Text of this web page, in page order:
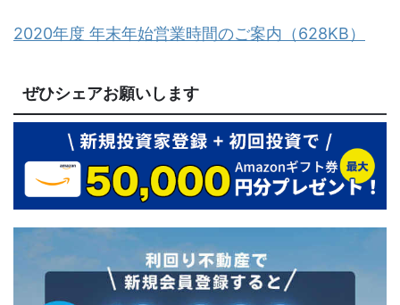
2020年度 年末年始営業時間のご案内（628KB）
ぜひシェアお願いします